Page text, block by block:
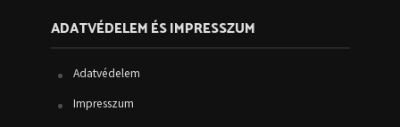
ADATVÉDELEM ÉS IMPRESSZUM
Adatvédelem
Impresszum